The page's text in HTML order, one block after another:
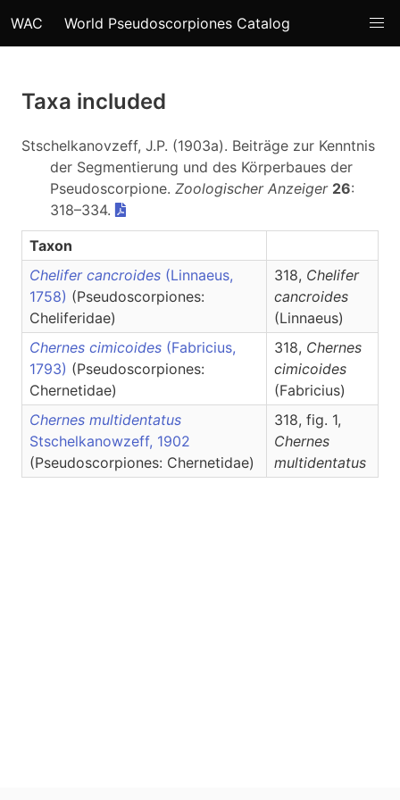
WAC World Pseudoscorpiones Catalog
Taxa included
Stschelkanovzeff, J.P. (1903a). Beiträge zur Kenntnis
der Segmentierung und des Körperbaues der
Pseudoscorpione. Zoologischer Anzeiger 26:
318–334.
Taxon
Chelifer cancroides (Linnaeus,
1758) (Pseudoscorpiones:
Cheliferidae)
318, Chelifer
cancroides
(Linnaeus)
Chernes cimicoides (Fabricius,
1793) (Pseudoscorpiones:
Chernetidae)
318, Chernes
cimicoides
(Fabricius)
Chernes multidentatus
Stschelkanowzeff, 1902
(Pseudoscorpiones: Chernetidae)
318, fig. 1,
Chernes
multidentatus